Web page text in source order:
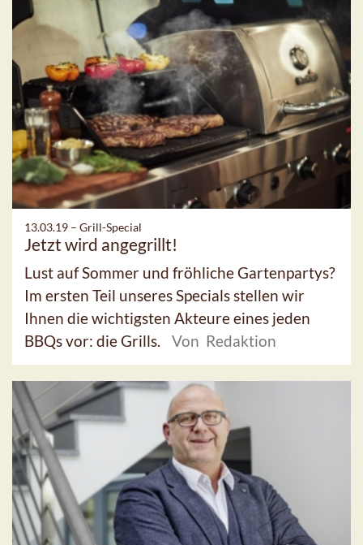
13.03.19 – Grill-Special
Jetzt wird angegrillt!
Lust auf Sommer und fröhliche Gartenpartys?
Im ersten Teil unseres Specials stellen wir
Ihnen die wichtigsten Akteure eines jeden
BBQs vor: die Grills.
Von Redaktion